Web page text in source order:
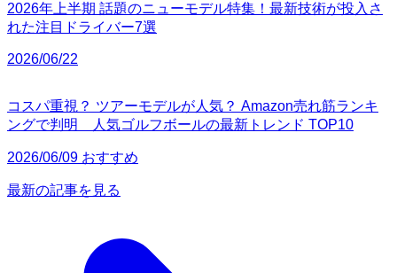
2026年上半期 話題のニューモデル特集！最新技術が投入さ
れた注目ドライバー7選
2026/06/22
コスパ重視？ ツアーモデルが人気？ Amazon売れ筋ランキ
ングで判明 人気ゴルフボールの最新トレンド TOP10
2026/06/09 おすすめ
最新の記事を見る